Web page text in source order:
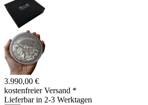
3.990,00 €
kostenfreier Versand *
Lieferbar in 2-3 Werktagen